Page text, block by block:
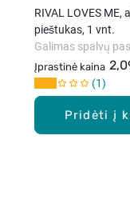
Pridėti į
RIVAL LOVES ME,
pieštukas, 1 vnt.
Įprastinė kaina
Galimas spalvų
1